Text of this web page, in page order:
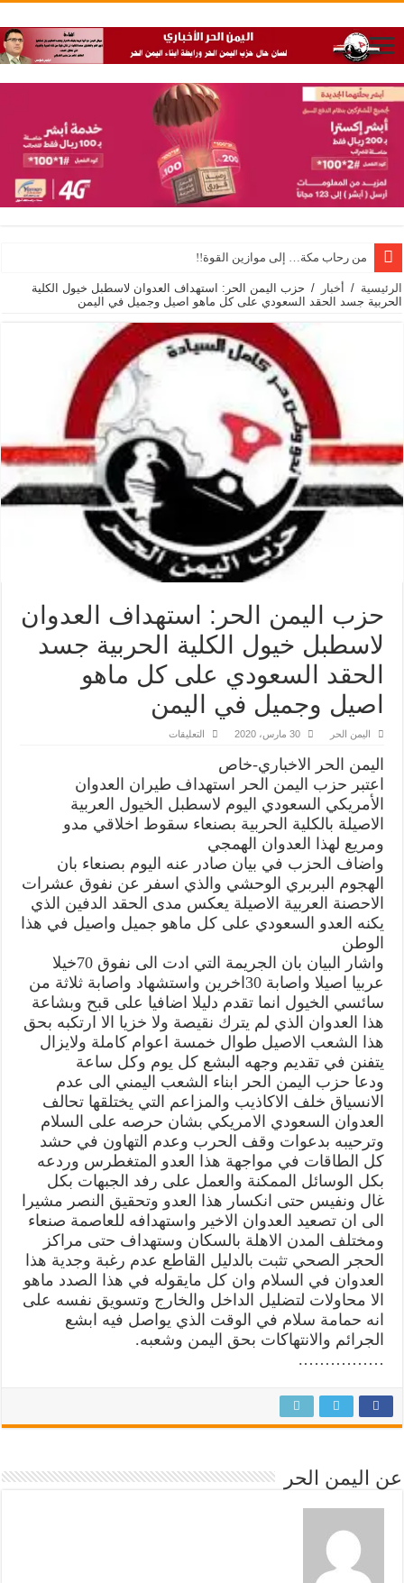
من رحاب مكة… إلى موازين القوة!!
الرئيسية / أخبار / حزب اليمن الحر: استهداف العدوان لاسطبل خيول الكلية
الحربية جسد الحقد السعودي على كل ماهو اصيل وجميل في اليمن
حزب اليمن الحر: استهداف العدوان
لاسطبل خيول الكلية الحربية جسد
الحقد السعودي على كل ماهو
اصيل وجميل في اليمن
اليمن الحر 30 مارس، 2020 التعليقات
استهداف
العدوان
لاسطبل
خيول
الكلية
الحقد
السعودي
على
ماهو
اصيل
وجميل
اليمن
مغلقة
اليمن الحر الاخباري-خاص
اعتبر حزب اليمن الحر استهداف طيران العدوان
الأمريكي السعودي اليوم لاسطبل الخيول العربية
الاصيلة بالكلية الحربية بصنعاء سقوط اخلاقي مدو
ومريع لهذا العدوان الهمجي
واضاف الحزب في بيان صادر عنه اليوم بصنعاء بان
الهجوم البربري الوحشي والذي اسفر عن نفوق عشرات
الاحصنة العربية الاصيلة يعكس مدى الحقد الدفين الذي
يكنه العدو السعودي على كل ماهو جميل واصيل في هذا
الوطن
واشار البيان بان الجريمة التي ادت الى نفوق 70خيلا
عربيا اصيلا واصابة 30اخرين واستشهاد واصابة ثلاثة من
سائسي الخيول انما تقدم دليلا اضافيا على قبح وبشاعة
هذا العدوان الذي لم يترك نقيصة ولا خزيا الا ارتكبه بحق
هذا الشعب الاصيل طوال خمسة اعوام كاملة ولايزال
يتفنن في تقديم وجهه البشع كل يوم وكل ساعة
ودعا حزب اليمن الحر ابناء الشعب اليمني الى عدم
الانسياق خلف الاكاذيب والمزاعم التي يختلقها تحالف
العدوان السعودي الامريكي بشان حرصه على السلام
وترحيبه بدعوات وقف الحرب وعدم التهاون في حشد
كل الطاقات في مواجهة هذا العدو المتغطرس وردعه
بكل الوسائل الممكنة والعمل على رفد الجبهات بكل
غال ونفيس حتى انكسار هذا العدو وتحقيق النصر مشيرا
الى ان تصعيد العدوان الاخير واستهدافه للعاصمة صنعاء
ومختلف المدن الاهلة بالسكان وستهداف حتى مراكز
الحجر الصحي تثبت بالدليل القاطع عدم رغبة وجدية هذا
العدوان في السلام وان كل مايقوله في هذا الصدد ماهو
الا محاولات لتضليل الداخل والخارج وتسويق نفسه على
انه حمامة سلام في الوقت الذي يواصل فيه ابشع
الجرائم والانتهاكات بحق اليمن وشعبه.
…………….
عن اليمن الحر